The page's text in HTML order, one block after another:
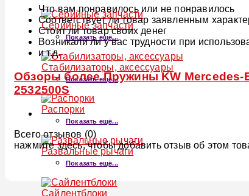
Серийные запчасти
Показать ещё...
Стабилизаторы, аксессуары
Показать ещё...
Распорки
Показать ещё...
Развальные рычаги
Показать ещё...
Сайлентблоки
Что вам понравилось или не понравилось
Соответствует ли товар заявленным
Стоит ли товар своих денег
Возникали ли у вас трудности при
и т.д.
Обзоры более Пружины KW Mercedes-
2532500S
Всего отзывов (0)
нажмите здесь, чтобы добавить отзыв об этом